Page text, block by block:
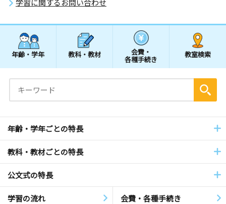
学習に関するお問い合わせ
年齢・学年 教科・教材 会費・
各種手続き
教室検索
年齢・学年ごとの特長
教科・教材ごとの特長
公文式の特長
学習の流れ 会費・各種手続き